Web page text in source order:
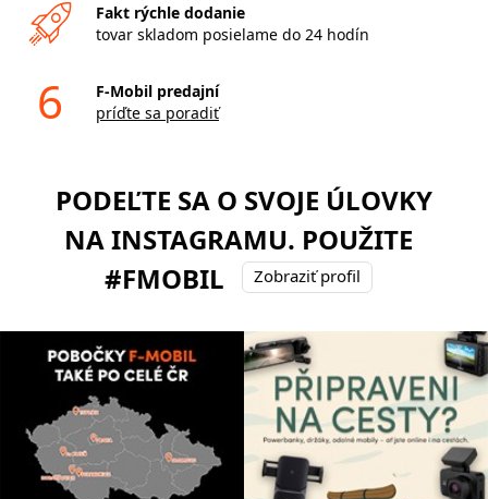
Fakt rýchle dodanie
tovar skladom posielame do 24 hodín
6
F-Mobil predajní
príďte sa poradiť
PODEĽTE SA O SVOJE ÚLOVKY
NA INSTAGRAMU. POUŽITE
#FMOBIL
Zobraziť profil